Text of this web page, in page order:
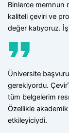
Binlerce memnun
kaliteli çeviri ve
değer katıyoruz.
Üniversite
gerekiyordu.
tüm belgelerim
Özellikle
etkileyiciydi.